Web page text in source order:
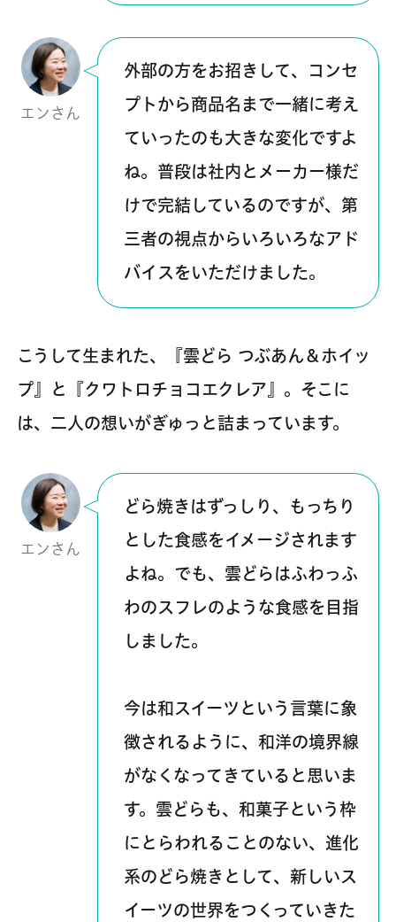
エンさん
外部の方をお招きして、コンセ
プトから商品名まで一緒に考え
ていったのも大きな変化ですよ
ね。普段は社内とメーカー様だ
けで完結しているのですが、第
三者の視点からいろいろなアド
バイスをいただけました。
こうして生まれた、『雲どら つぶあん＆ホイッ
プ』と『クワトロチョコエクレア』。そこに
は、二人の想いがぎゅっと詰まっています。
エンさん
どら焼きはずっしり、もっちり
とした食感をイメージされます
よね。でも、雲どらはふわっふ
わのスフレのような食感を目指
しました。
今は和スイーツという言葉に象
徴されるように、和洋の境界線
がなくなってきていると思いま
す。雲どらも、和菓子という枠
にとらわれることのない、進化
系のどら焼きとして、新しいス
イーツの世界をつくっていきた